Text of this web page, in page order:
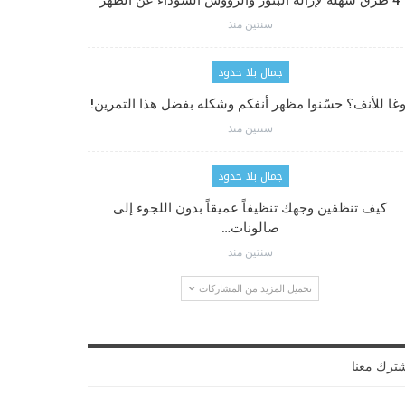
سنتين منذ
جمال بلا حدود
للأنف؟ حسّنوا مظهر أنفكم وشكله بفضل هذا التمرين!
سنتين منذ
جمال بلا حدود
كيف تنظفين وجهك تنظيفاً عميقاً بدون اللجوء إلى
صالونات…
سنتين منذ
تحميل المزيد من المشاركات
معنا